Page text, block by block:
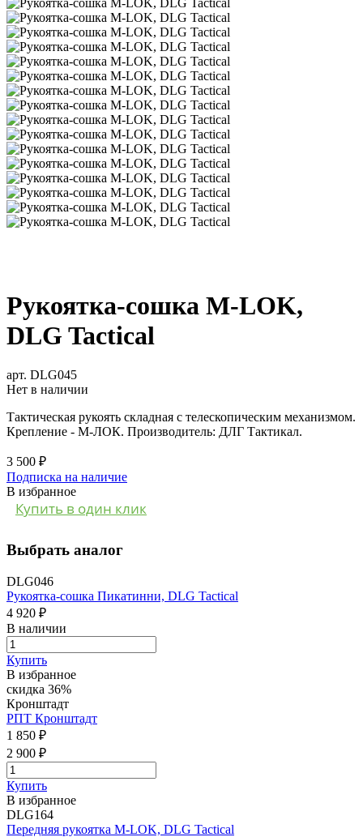
Рукоятка-сошка M-LOK,
DLG Tactical
арт. DLG045
Нет в наличии
Тактическая рукоять складная с телескопическим механизмом.
Крепление - М-ЛОК. Производитель: ДЛГ Тактикал.
3 500 ₽
Подписка на наличие
В избранное
Купить в один клик
Выбрать аналог
DLG046
Рукоятка-сошка Пикатинни, DLG Tactical
4 920 ₽
В наличии
Купить
В избранное
скидка 36%
Кронштадт
РПТ Кронштадт
1 850 ₽
2 900 ₽
Купить
В избранное
DLG164
Передняя рукоятка M-LOK, DLG Tactical